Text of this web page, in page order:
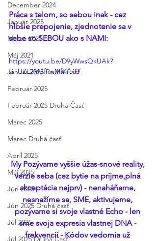
December 2024
Január 2025
Marec 2021
Máj 2021
Január 2025 Druhá Časť
Február 2025
Február 2025 Druhá Časť
Marec 2025
Marec Druhá časť
Apríl 2025
Máj 2025
Jún 2025
Jún 2025 Druhá časť
Júl 2025
Júl 2025 Druhá Časť
Práca s telom, so sebou inak - cez
hlbšie prepojenie, zjednotenie sa v
sebe so SEBOU ako s NAMI:
https://youtu.be/D9yWwsQkUAk?
si=UZL2MdfnwMfKrc33
My Pozývame vyššie úžas-snové reality,
verzie seba (cez bytie na príjme,plná
akceptácia najprv) - nenaháňame,
nesnažíme sa, SME, aktivujeme,
pozývame si svoje vlastné Echo - len
sme svoja expresia vlastnej DNA -
frekvencií - Kódov vedomia už